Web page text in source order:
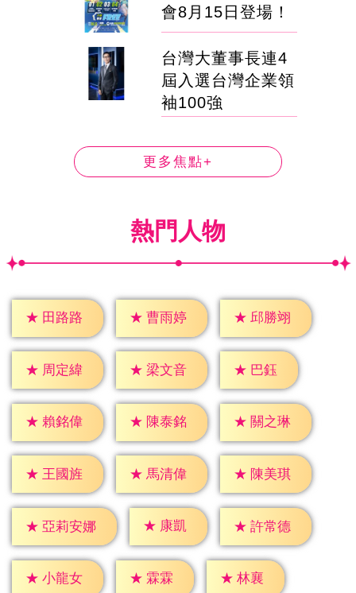
會8月15日登場！
台灣大董事長連4
屆入選台灣企業領
袖100強
更多焦點+
熱門人物
★ 田路路 ★ 曹雨婷 ★ 邱勝翊
★ 周定緯 ★ 梁文音 ★ 巴鈺
★ 賴銘偉 ★ 陳泰銘 ★ 關之琳
★ 王國旌 ★ 馬清偉 ★ 陳美琪
★ 亞莉安娜 ★ 康凱 ★ 許常德
★ 小龍女 ★ 霖霖 ★ 林襄